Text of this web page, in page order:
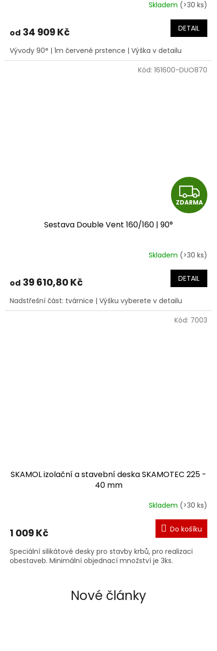
M
A
Skladem (>30 ks)
od 34 909 Kč DETAIL
Vývody 90° | 1m červené prstence | Výška v detailu
Z
D
R
M
A
ZDARMA
Sestava Double Vent 160/160 | 90°
Skladem (>30 ks)
od 39 610,80 Kč DETAIL
Nadstřešní část: tvárnice | Výšku vyberete v detailu
Kód: 161600-DUO870
SKAMOL izolační a stavební deska SKAMOTEC 225 -
40 mm
Skladem (>30 ks)
1 009 Kč Do košíku
Speciální silikátové desky pro stavby krbů, pro realizaci
obestaveb. Minimální objednací množství je 3ks.
Kód: 7003
Nové články